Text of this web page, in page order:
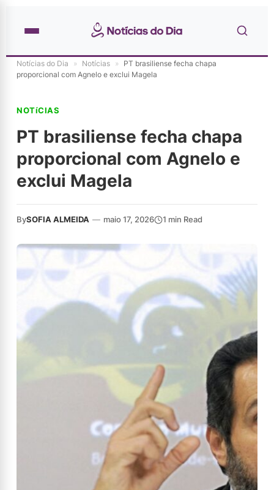
Notícias do Dia » Notícias » PT brasiliense fecha chapa
proporcional com Agnelo e exclui Magela
NOTíCIAS
PT brasiliense fecha chapa
proporcional com Agnelo e
exclui Magela
BySOFIA ALMEIDA — maio 17, 2026 1 min Read